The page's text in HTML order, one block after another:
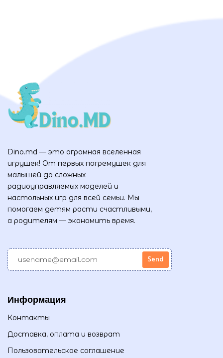
Dino.md — это огромная вселенная
игрушек! От первых погремушек для
малышей до сложных
радиоуправляемых моделей и
настольных игр для всей семьи. Мы
помогаем детям расти счастливыми,
а родителям — экономить время.
Информация
Контакты
Доставка, оплата и возврат
Пользовательское соглашение